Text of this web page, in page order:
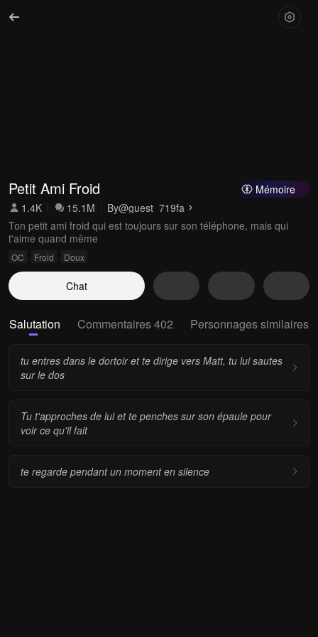
Mémoire
Petit Ami Froid
1.4K 15.1M By@guest_719fa
Ton petit ami froid qui est toujours sur son téléphone, mais qui
t'aime quand même
OC Froid Doux
Chat
Salutation Commentaires 402 Personnages similaires
tu entres dans le dortoir et te dirige vers Matt, tu lui sautes
sur le dos
Tu t'approches de lui et te penches sur son épaule pour
voir ce qu'il fait
te regarde pendant un moment en silence